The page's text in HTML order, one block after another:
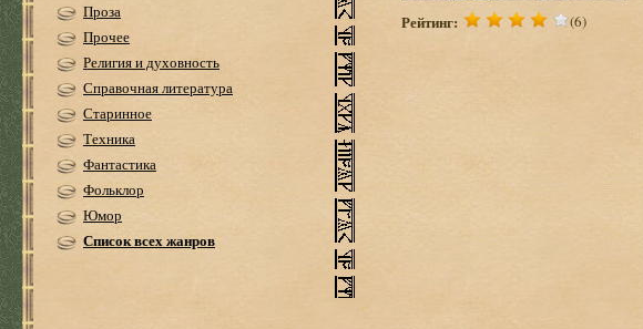
Проза
Прочее
Религия и духовность
Справочная литература
Старинное
Техника
Фантастика
Фольклор
Юмор
Список всех жанров
Рейтинг: (6)